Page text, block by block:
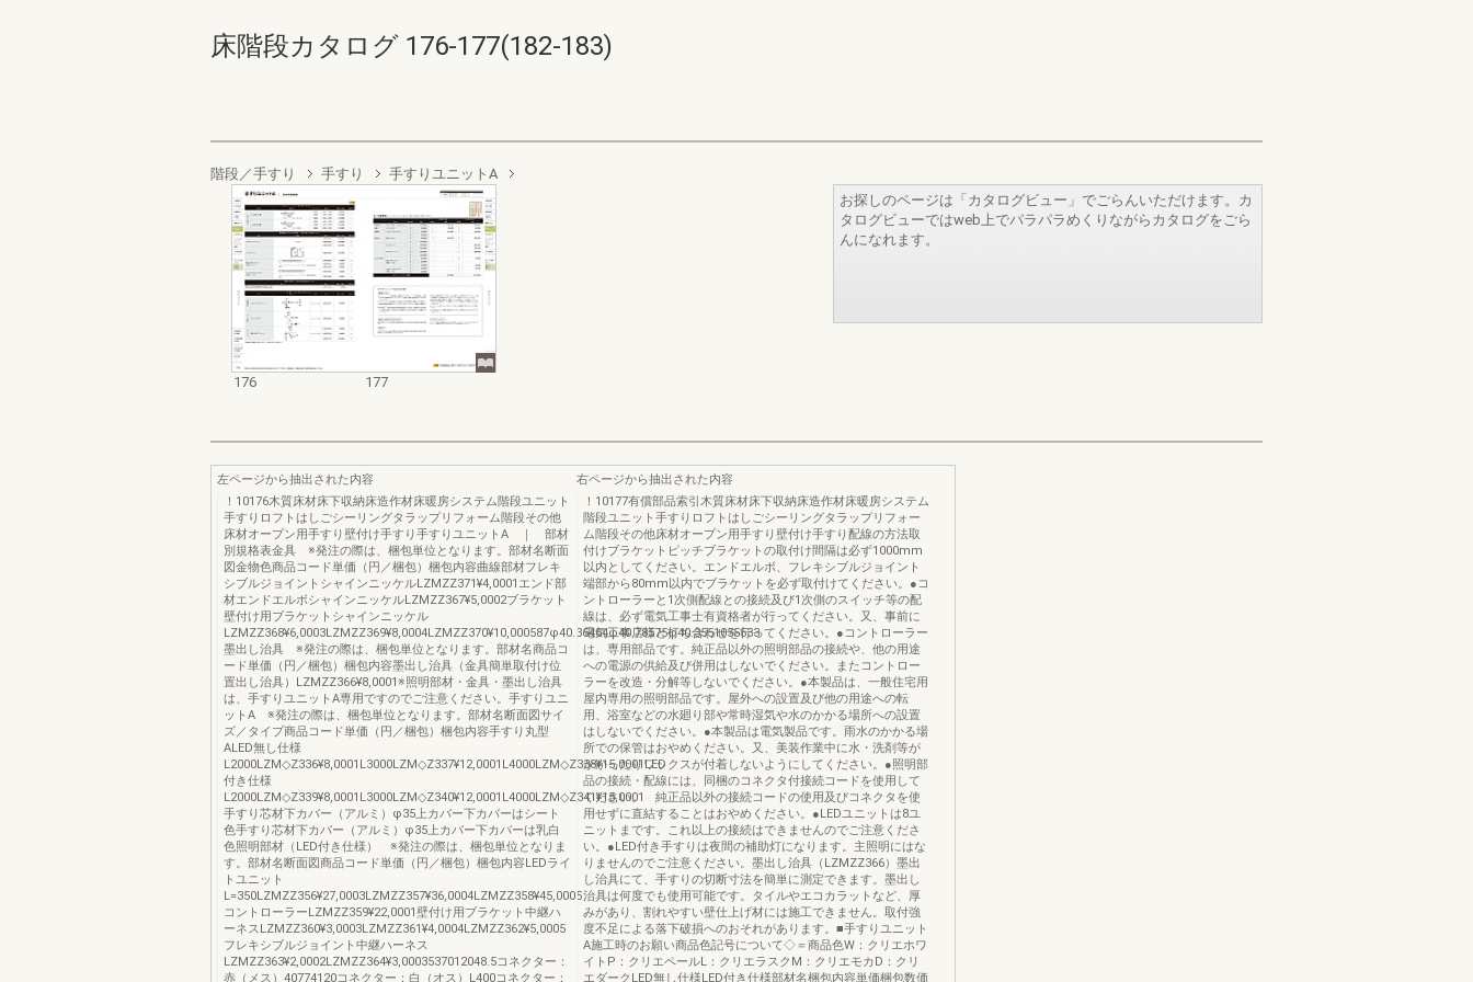
床階段カタログ 176-177(182-183)
階段／手すり 手すり 手すりユニットA
176 177
お探しのページは「カタログビュー」でごらんいただけます。カ
タログビューではweb上でパラパラめくりながらカタログをごら
んになれます。
左ページから抽出された内容
！10176木質床材床下収納床造作材床暖房システム階段ユニット
手すりロフトはしごシーリングタラップリフォーム階段その他
床材オープン用手すり壁付け手すり手すりユニットA ｜ 部材
別規格表金具 ※発注の際は、梱包単位となります。部材名断面
図金物色商品コード単価（円／梱包）梱包内容曲線部材フレキ
シブルジョイントシャインニッケルLZMZZ371¥4,0001エンド部
材エンドエルボシャインニッケルLZMZZ367¥5,0002ブラケット
壁付け用ブラケットシャインニッケル
LZMZZ368¥6,0003LZMZZ369¥8,0004LZMZZ370¥10,000587φ40.36464φ40.78575φ40.3551055533
墨出し治具 ※発注の際は、梱包単位となります。部材名商品コ
ード単価（円／梱包）梱包内容墨出し治具（金具簡単取付け位
置出し治具）LZMZZ366¥8,0001※照明部材・金具・墨出し治具
は、手すりユニットA専用ですのでご注意ください。手すりユニ
ットA ※発注の際は、梱包単位となります。部材名断面図サイ
ズ／タイプ商品コード単価（円／梱包）梱包内容手すり丸型
ALED無し仕様
L2000LZM◇Z336¥8,0001L3000LZM◇Z337¥12,0001L4000LZM◇Z338¥15,0001LED
付き仕様
L2000LZM◇Z339¥8,0001L3000LZM◇Z340¥12,0001L4000LZM◇Z341¥15,0001
手すり芯材下カバー（アルミ）φ35上カバー下カバーはシート
色手すり芯材下カバー（アルミ）φ35上カバー下カバーは乳白
色照明部材（LED付き仕様） ※発注の際は、梱包単位となりま
す。部材名断面図商品コード単価（円／梱包）梱包内容LEDライ
トユニット
L=350LZMZZ356¥27,0003LZMZZ357¥36,0004LZMZZ358¥45,0005
コントローラーLZMZZ359¥22,0001壁付け用ブラケット中継ハ
ーネスLZMZZ360¥3,0003LZMZZ361¥4,0004LZMZZ362¥5,0005
フレキシブルジョイント中継ハーネス
LZMZZ363¥2,0002LZMZZ364¥3,0003537012048.5コネクター：
赤（メス）40774120コネクター：白（オス）L400コネクター：
右ページから抽出された内容
！10177有償部品索引木質床材床下収納床造作材床暖房システム
階段ユニット手すりロフトはしごシーリングタラップリフォー
ム階段その他床材オープン用手すり壁付け手すり配線の方法取
付けブラケットピッチブラケットの取付け間隔は必ず1000mm
以内としてください。エンドエルボ、フレキシブルジョイント
端部から80mm以内でブラケットを必ず取付けてください。●コ
ントローラーと1次側配線との接続及び1次側のスイッチ等の配
線は、必ず電気工事士有資格者が行ってください。又、事前に
電気工事店様と打ち合わせを行ってください。●コントローラー
は、専用部品です。純正品以外の照明部品の接続や、他の用途
への電源の供給及び併用はしないでください。またコントロー
ラーを改造・分解等しないでください。●本製品は、一般住宅用
屋内専用の照明部品です。屋外への設置及び他の用途への転
用、浴室などの水廻り部や常時湿気や水のかかる場所への設置
はしないでください。●本製品は電気製品です。雨水のかかる場
所での保管はおやめください。又、美装作業中に水・洗剤等が
かかったりワックスが付着しないようにしてください。●照明部
品の接続・配線には、同梱のコネクタ付接続コードを使用して
ください。 純正品以外の接続コードの使用及びコネクタを使
用せずに直結することはおやめください。●LEDユニットは8ユ
ニットまです。これ以上の接続はできませんのでご注意くださ
い。●LED付き手すりは夜間の補助灯になります。主照明にはな
りませんのでご注意ください。墨出し治具（LZMZZ366）墨出
し治具にて、手すりの切断寸法を簡単に測定できます。墨出し
治具は何度でも使用可能です。タイルやエコカラットなど、厚
みがあり、割れやすい壁仕上げ材には施工できません。取付強
度不足による落下破損へのおそれがあります。■手すりユニット
A施工時のお願い商品色記号について◇＝商品色W：クリエホワ
イトP：クリエペールL：クリエラスクM：クリエモカD：クリ
エダークLED無し仕様LED付き仕様部材名梱包内容単価梱包数価